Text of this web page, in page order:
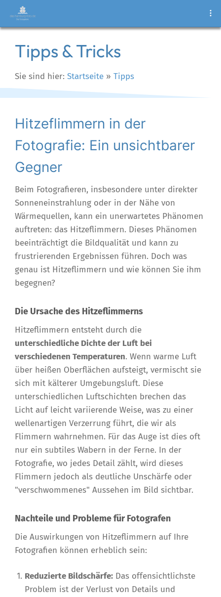
Tipps & Tricks
Sie sind hier: Startseite » Tipps
Hitzeflimmern in der
Fotografie: Ein unsichtbarer
Gegner
Beim Fotografieren, insbesondere unter direkter
Sonneneinstrahlung oder in der Nähe von
Wärmequellen, kann ein unerwartetes Phänomen
auftreten: das Hitzeflimmern. Dieses Phänomen
beeinträchtigt die Bildqualität und kann zu
frustrierenden Ergebnissen führen. Doch was
genau ist Hitzeflimmern und wie können Sie ihm
begegnen?
Die Ursache des Hitzeflimmerns
Hitzeflimmern entsteht durch die
unterschiedliche Dichte der Luft bei
verschiedenen Temperaturen. Wenn warme Luft
über heißen Oberflächen aufsteigt, vermischt sie
sich mit kälterer Umgebungsluft. Diese
unterschiedlichen Luftschichten brechen das
Licht auf leicht variierende Weise, was zu einer
wellenartigen Verzerrung führt, die wir als
Flimmern wahrnehmen. Für das Auge ist dies oft
nur ein subtiles Wabern in der Ferne. In der
Fotografie, wo jedes Detail zählt, wird dieses
Flimmern jedoch als deutliche Unschärfe oder
"verschwommenes" Aussehen im Bild sichtbar.
Nachteile und Probleme für Fotografen
Die Auswirkungen von Hitzeflimmern auf Ihre
Fotografien können erheblich sein:
Reduzierte Bildschärfe: Das offensichtlichste
Problem ist der Verlust von Details und